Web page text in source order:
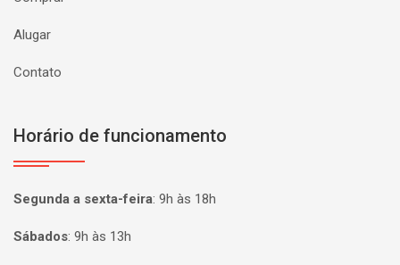
Alugar
Contato
Horário de funcionamento
Segunda a sexta-feira: 9h às 18h
Sábados: 9h às 13h